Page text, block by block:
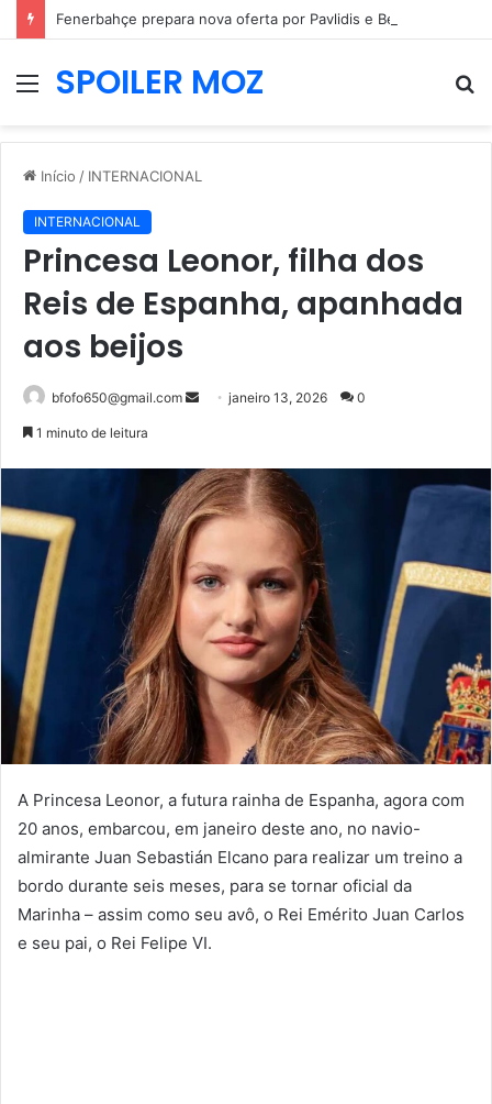
MenuSPOILER MOZ
Início / INTERNACIONAL
INTERNACIONAL
Princesa Leonor, filha dos
Reis de Espanha, apanhada
aos beijos
bfofo650@gmail.com
Mande
mail
janeiro 13, 2026 0
1 minuto de leitura
A Princesa Leonor, a futura rainha de Espanha, agora com
20 anos, embarcou, em janeiro deste ano, no navio-
almirante Juan Sebastián Elcano para realizar um treino a
bordo durante seis meses, para se tornar oficial da
Marinha – assim como seu avô, o Rei Emérito Juan Carlos
e seu pai, o Rei Felipe VI.